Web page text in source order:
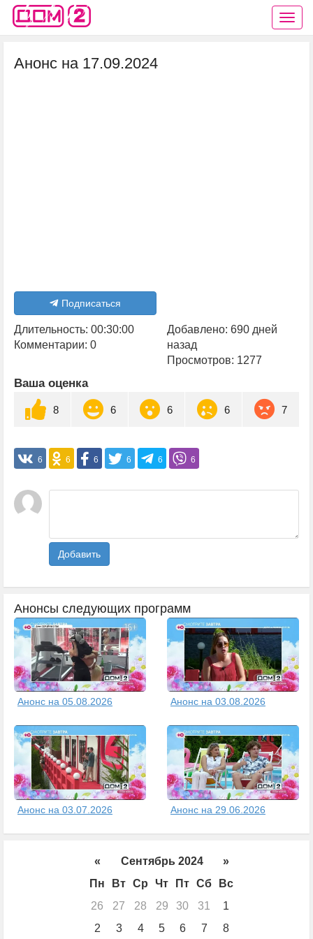
Анонс на 17.09.2024
Подписаться
Длительность: 00:30:00
Комментарии: 0
Добавлено: 690 дней
назад
Просмотров: 1277
Ваша оценка
8 6 6 6 7
6 6 6 6 6 6
Добавить
Анонсы следующих программ
Анонс на 05.08.2026 Анонс на 03.08.2026
Анонс на 03.07.2026 Анонс на 29.06.2026
« Сентябрь 2024
»
Пн
Вт Ср Чт Пт Сб
Вс
26
27 28 29 30 31
1
2
3 4 5 6 7 8